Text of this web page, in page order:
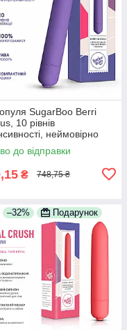
SugarBoo Berri
10 рівнів
неймовірно
до тіла силікон
до відправки
₴ 748,75 ₴
–32% Подарунок